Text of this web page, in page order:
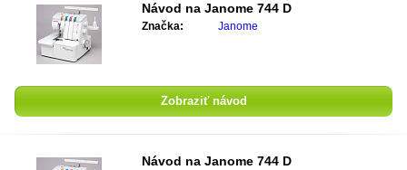
Návod na Janome 744 D
Značka: Janome
Zobraziť návod
Návod na Janome 744 D